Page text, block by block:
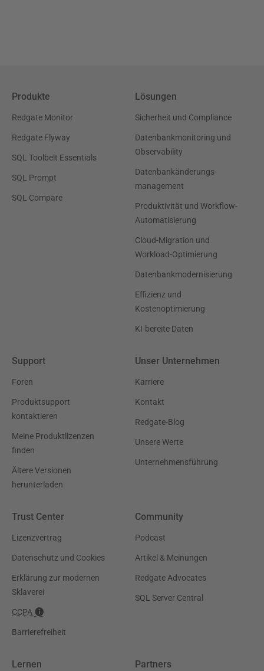
Produkte
Redgate Monitor
Redgate Flyway
SQL Toolbelt Essentials
SQL Prompt
SQL Compare
Lösungen
Sicherheit und Compliance
Datenbankmonitoring und
Observability
Datenbankänderungs-
management
Produktivität und Workflow-
Automatisierung
Cloud-Migration und
Workload-Optimierung
Datenbankmodernisierung
Effizienz und
Kostenoptimierung
KI-bereite Daten
Support
Foren
Produktsupport
kontaktieren
Meine Produktlizenzen
finden
Ältere Versionen
herunterladen
Unser Unternehmen
Karriere
Kontakt
Redgate-Blog
Unsere Werte
Unternehmensführung
Trust Center
Lizenzvertrag
Datenschutz und Cookies
Erklärung zur modernen
Sklaverei
CCPA
Barrierefreiheit
Community
Podcast
Artikel & Meinungen
Redgate Advocates
SQL Server Central
Lernen Partners